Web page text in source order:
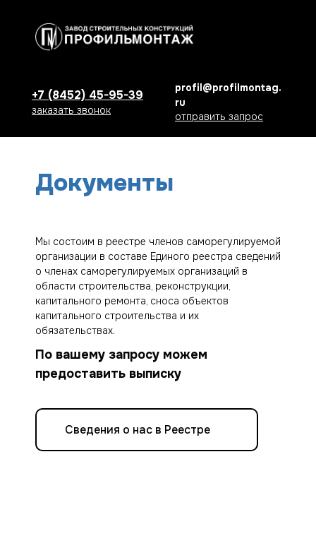
+7 (8452) 45-95-39
заказать звонок
profil@profilmontag.
ru
отправить запрос
Документы
Мы состоим в реестре членов саморегулируемой
организации в составе Единого реестра сведений
о членах саморегулируемых организаций в
области строительства, реконструкции,
капитального ремонта, сноса объектов
капитального строительства и их
обязательствах.
По вашему запросу можем
предоставить выписку
Сведения о нас в Реестре